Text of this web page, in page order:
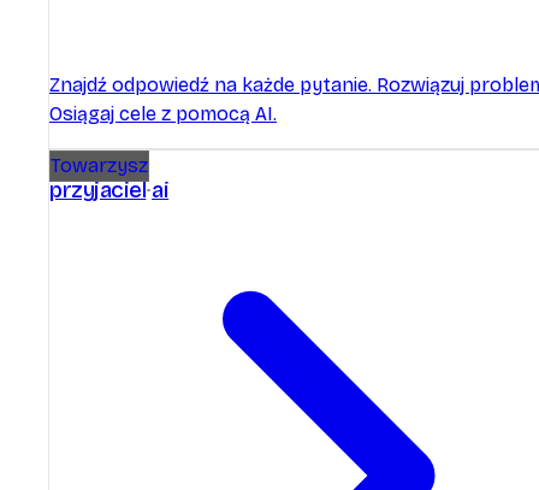
Znajdź odpowiedź na każde pytanie. Rozwiązuj
Osiągaj cele z pomocą AI.
Towarzysz
przyjaciel ai